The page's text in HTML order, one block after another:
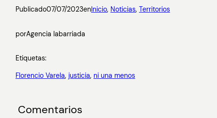
Publicado07/07/2023enInicio, Noticias, Territorios
porAgencia labarriada
Etiquetas:
Florencio Varela, justicia, ni una menos
Comentarios